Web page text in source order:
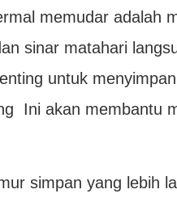
memudar adalah
sinar matahari
untuk
Ini akan membantu
simpan yang lebih